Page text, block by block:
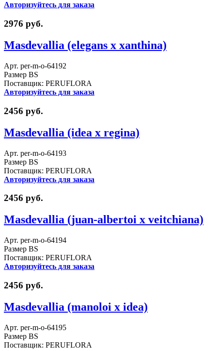
Авторизуйтесь для заказа
2976 руб.
Masdevallia (elegans x xanthina)
Арт. per-m-o-64192
Размер BS
Поставщик: PERUFLORA
Авторизуйтесь для заказа
2456 руб.
Masdevallia (idea x regina)
Арт. per-m-o-64193
Размер BS
Поставщик: PERUFLORA
Авторизуйтесь для заказа
2456 руб.
Masdevallia (juan-albertoi x veitchiana)
Арт. per-m-o-64194
Размер BS
Поставщик: PERUFLORA
Авторизуйтесь для заказа
2456 руб.
Masdevallia (manoloi x idea)
Арт. per-m-o-64195
Размер BS
Поставщик: PERUFLORA